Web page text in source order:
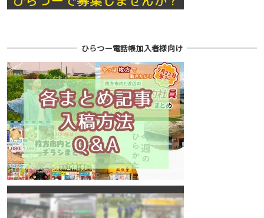
ひらつー電話帳加入者様向け